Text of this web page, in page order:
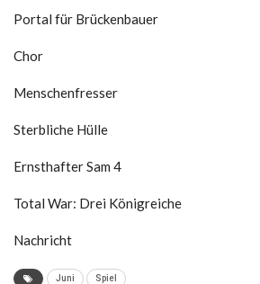
Portal für Brückenbauer
Chor
Menschenfresser
Sterbliche Hülle
Ernsthafter Sam 4
Total War: Drei Königreiche
Nachricht
Juni Spiel